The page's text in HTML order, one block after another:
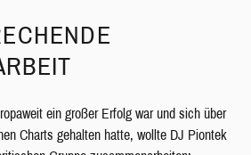
ein großer Erfolg war und sich über
Charts gehalten hatte, wollte DJ Piontek